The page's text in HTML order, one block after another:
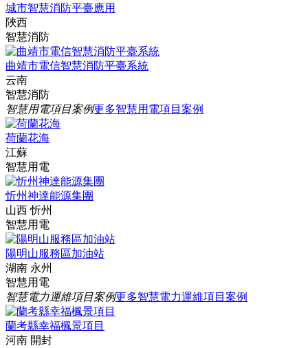
城市智慧消防平臺應用
陜西
智慧消防
曲靖市電信智慧消防平臺系統
云南
智慧消防
智慧用電項目案例更多智慧用電項目案例
荷蘭花海
江蘇
智慧用電
忻州神達能源集團
山西 忻州
智慧用電
陽明山服務區加油站
湖南 永州
智慧用電
智慧電力運維項目案例更多智慧電力運維項目案例
蘭考縣幸福楓景項目
河南 開封